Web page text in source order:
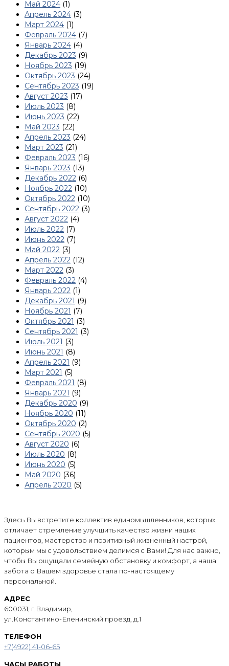
Май 2024 (1)
Апрель 2024 (3)
Март 2024 (1)
Февраль 2024 (7)
Январь 2024 (4)
Декабрь 2023 (9)
Ноябрь 2023 (19)
Октябрь 2023 (24)
Сентябрь 2023 (19)
Август 2023 (17)
Июль 2023 (8)
Июнь 2023 (22)
Май 2023 (22)
Апрель 2023 (24)
Март 2023 (21)
Февраль 2023 (16)
Январь 2023 (13)
Декабрь 2022 (6)
Ноябрь 2022 (10)
Октябрь 2022 (10)
Сентябрь 2022 (3)
Август 2022 (4)
Июль 2022 (7)
Июнь 2022 (7)
Май 2022 (3)
Апрель 2022 (12)
Март 2022 (3)
Февраль 2022 (4)
Январь 2022 (1)
Декабрь 2021 (9)
Ноябрь 2021 (7)
Октябрь 2021 (3)
Сентябрь 2021 (3)
Июль 2021 (3)
Июнь 2021 (8)
Апрель 2021 (9)
Март 2021 (5)
Февраль 2021 (8)
Январь 2021 (9)
Декабрь 2020 (9)
Ноябрь 2020 (11)
Октябрь 2020 (2)
Сентябрь 2020 (5)
Август 2020 (6)
Июль 2020 (8)
Июнь 2020 (5)
Май 2020 (36)
Апрель 2020 (5)
Здесь Вы встретите коллектив единомышленников, которых
отличает стремление улучшить качество жизни наших
пациентов, мастерство и позитивный жизненный настрой,
которым мы с удовольствием делимся с Вами! Для нас важно,
чтобы Вы ощущали семейную обстановку и комфорт, а наша
забота о Вашем здоровье стала по-настоящему
персональной.
АДРЕС
600031, г.Владимир,
ул.Константино-Еленинский проезд, д.1
ТЕЛЕФОН
+7(4922) 41-06-65
ЧАСЫ РАБОТЫ